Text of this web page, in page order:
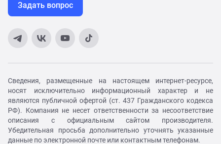
Задать вопрос
Сведения, размещенные на настоящем интернет-ресурсе,
носят исключительно информационный характер и не
являются публичной офертой (ст. 437 Гражданского кодекса
РФ). Компания не несет ответственности за несоответствие
описания с официальным сайтом производителя.
Убедительная просьба дополнительно уточнять указанные
данные по электронной почте или контактным телефонам.